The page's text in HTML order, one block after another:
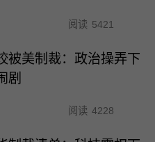
阅读 5421
被美制裁：政治操弄下
剧
阅读 4228